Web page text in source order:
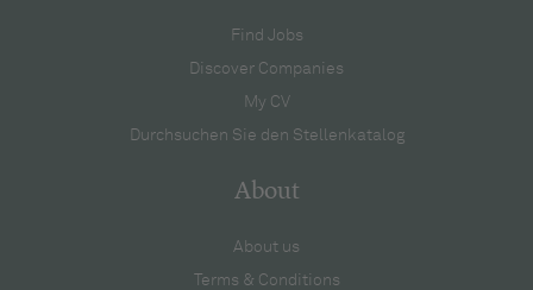
Find Jobs
Discover Companies
My CV
Durchsuchen Sie den Stellenkatalog
About
About us
Terms & Conditions